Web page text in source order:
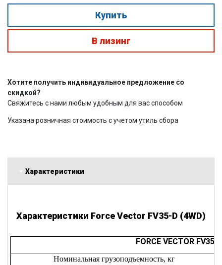
Купить
В лизинг
Хотите получить индивидуальное предложение со
скидкой?
Свяжитесь с нами любым удобным для вас способом
Указана розничная стоимость с учетом утиль сбора
Характеристики
Характеристики Force Vector FV35-D (4WD)
FORCE VECTOR FV35-
Номинальная грузоподъемность, кг